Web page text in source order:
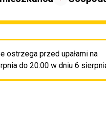
ostrzega przed upałami na
do 20:00 w dniu 6
Przejdź do